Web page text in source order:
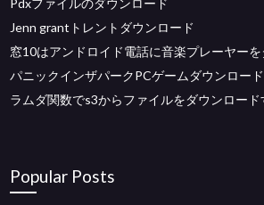
Pdxファイルのダウンロード
Jenn grantトレントダウンロード
窓10はアンドロイド電話に音楽プレーヤー
パニックインザパークPCゲームダウンロード
ラムダ関数でs3からファイルをダウンロード
Popular Posts